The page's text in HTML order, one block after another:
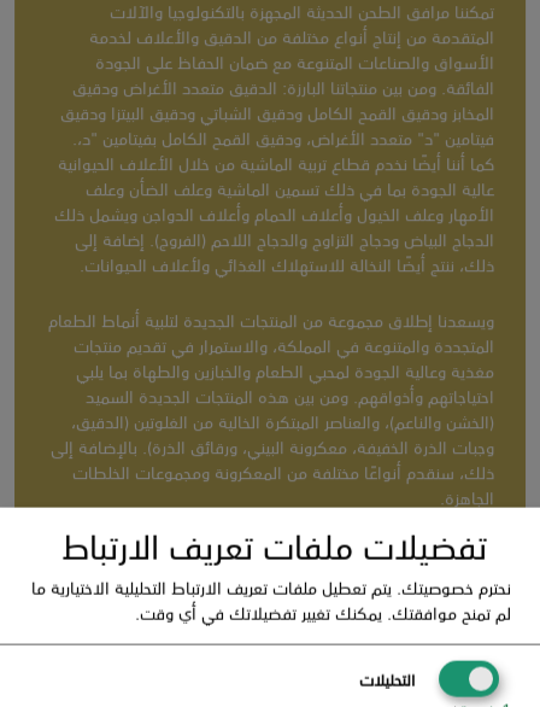
تمكننا مرافق الطحن الحديثة المجهزة بالتكنولوجيا والآلات
المتقدمة من إنتاج أنواع مختلفة من الدقيق والأعلاف لخدمة
الأسواق والصناعات المتنوعة مع ضمان الحفاظ على الجودة
الفائقة. ومن بين منتجاتنا البارزة: الدقيق متعدد الأغراض ودقيق
المخابز ودقيق القمح الكامل ودقيق الشباتي ودقيق البيتزا ودقيق
فيتامين "د" متعدد الأغراض، ودقيق القمح الكامل بفيتامين "د،.
كما أننا أيضًا نخدم قطاع تربية الماشية من خلال الأعلاف الحيوانية
عالية الجودة بما في ذلك تسمين الماشية وعلف الضأن وعلف
الأمهار وعلف الخيول وأعلاف الحمام وأعلاف الدواجن ويشمل ذلك
الدجاج البياض ودجاج التزاوج والدجاج اللاحم (الفروج). إضافة إلى
ذلك، ننتج أيضًا النخالة للاستهلاك الغذائي ولأعلاف الحيوانات.
ويسعدنا إطلاق مجموعة من المنتجات الجديدة لتلبية أنماط الطعام
المتجددة والمتنوعة في المملكة، والاستمرار في تقديم منتجات
مغذية وعالية الجودة لمحبي الطعام والخبازين والطهاة بما يلبي
احتياجاتهم وأذواقهم. ومن بين هذه المنتجات الجديدة السميد
(الخشن والناعم)، والعناصر المبتكرة الخالية من الغلوتين (الدقيق،
وجبات الذرة الخفيفة، معكرونة البيني، ورقائق الذرة). بالإضافة إلى
ذلك، سنقدم أنواعًا مختلفة من المعكرونة ومجموعات الخلطات
الجاهزة.
تفضيلات ملفات تعريف الارتباط
نحترم خصوصيتك. يتم تعطيل ملفات تعريف الارتباط التحليلية الاختيارية ما
لم تمنح موافقتك. يمكنك تغيير تفضيلاتك في أي وقت.
التحليلات